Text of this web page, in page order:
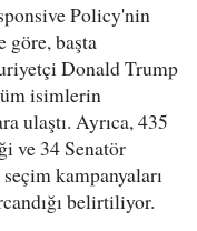
Policy'nin
başta
Donald Trump
isimlerin
ulaştı. Ayrıca, 435
ve 34 Senatör
kampanyaları
belirtiliyor.